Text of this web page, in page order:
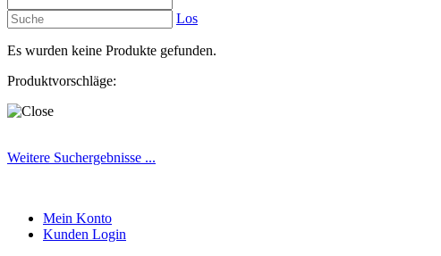
Los
Es wurden keine Produkte gefunden.
Produktvorschläge:
Weitere Suchergebnisse ...
Mein Konto
Kunden Login